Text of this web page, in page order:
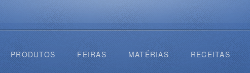
PRODUTOS FEIRAS MATÉRIAS RECEITAS